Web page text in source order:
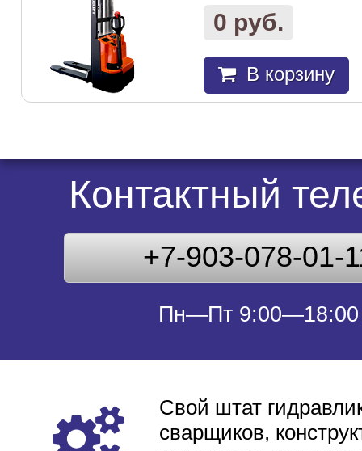
0 руб.
В корзину
Контактный
+7-903-078-01-
Пн—Пт 9:00—18:00
Свой штат
сварщиков,